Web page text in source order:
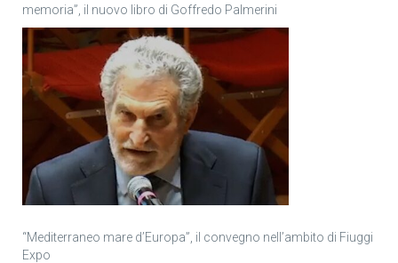
memoria”, il nuovo libro di Goffredo Palmerini
“Mediterraneo mare d’Europa”, il convegno nell’ambito di Fiuggi
Expo